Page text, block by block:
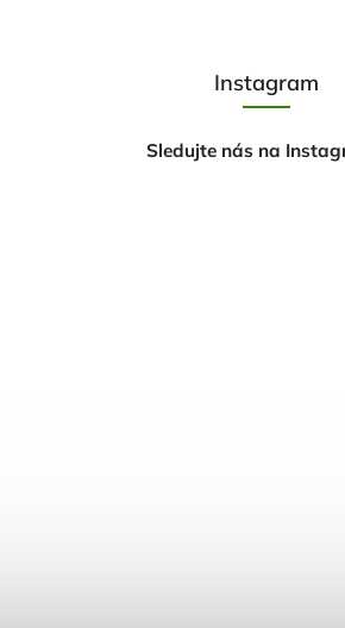
Instagram
Sledujte nás na